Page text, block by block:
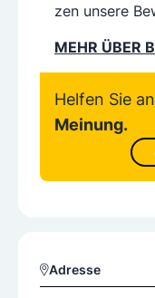
zen unsere
MEHR ÜBER
Helfen Sie
Meinung.
Adresse